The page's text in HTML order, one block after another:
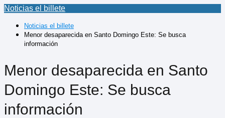
Noticias el billete
Noticias el billete
Menor desaparecida en Santo Domingo Este: Se busca
información
Menor desaparecida en Santo
Domingo Este: Se busca
información